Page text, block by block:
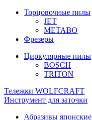
Торцовочные пилы
JET
METABO
Фрезеры
Циркулярные пилы
BOSCH
TRITON
Тележки WOLFCRAFT
Инструмент для заточки
Абразивы японские